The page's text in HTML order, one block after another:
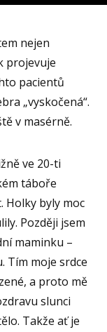
nejen
projevuje
pacientů
„vyskočená“.
v masérně.
ve 20-ti
táboře
Holky byly moc
Později jsem
maminku –
Tím moje srdce
a proto mě
slunci
Takže ať je